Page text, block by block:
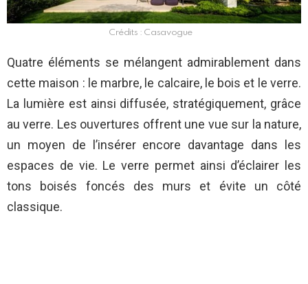
Crédits : Casavogue
Quatre éléments se mélangent admirablement dans
cette maison : le marbre, le calcaire, le bois et le verre.
La lumière est ainsi diffusée, stratégiquement, grâce
au verre. Les ouvertures offrent une vue sur la nature,
un moyen de l’insérer encore davantage dans les
espaces de vie. Le verre permet ainsi d’éclairer les
tons boisés foncés des murs et évite un côté
classique.